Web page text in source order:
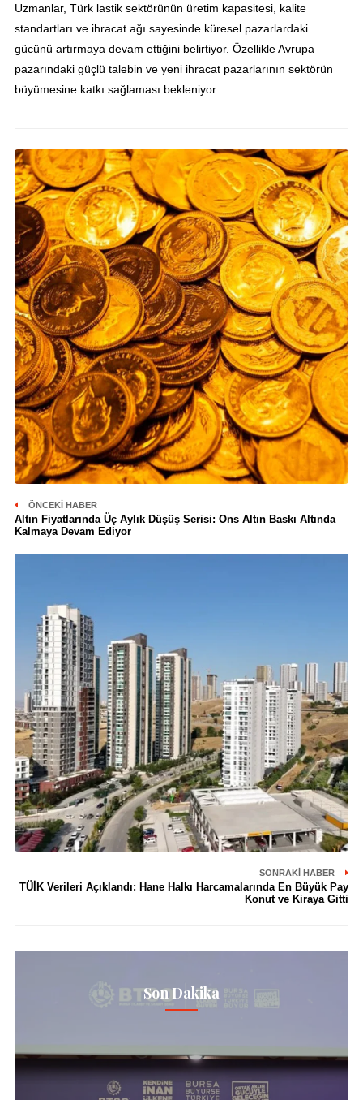
Uzmanlar, Türk lastik sektörünün üretim kapasitesi, kalite
standartları ve ihracat ağı sayesinde küresel pazarlardaki
gücünü artırmaya devam ettiğini belirtiyor. Özellikle Avrupa
pazarındaki güçlü talebin ve yeni ihracat pazarlarının sektörün
büyümesine katkı sağlaması bekleniyor.
ÖNCEKI HABER
Altın Fiyatlarında Üç Aylık Düşüş Serisi: Ons Altın Baskı Altında
Kalmaya Devam Ediyor
SONRAKI HABER
TÜİK Verileri Açıklandı: Hane Halkı Harcamalarında En Büyük Pay
Konut ve Kiraya Gitti
Son Dakika